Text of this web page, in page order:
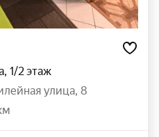
1/2 этаж
улица, 8